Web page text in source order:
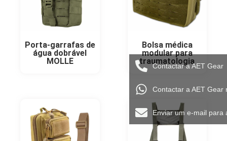
Porta-garrafas de
água dobrável
MOLLE
Bolsa médica
modular para
traumatologia
Contactar a AET Gear
Contactar a AET Gear
Enviar um e-mail para